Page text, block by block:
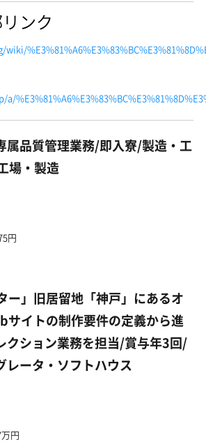
ンク
属品質管理業務/即入寮/製造・工
場・製造
円
ー」旧居留地「神戸」にあるオ
サイトの制作要件の定義から進
クション業務を担当/賞与年3回/
レータ・ソフトハウス
円